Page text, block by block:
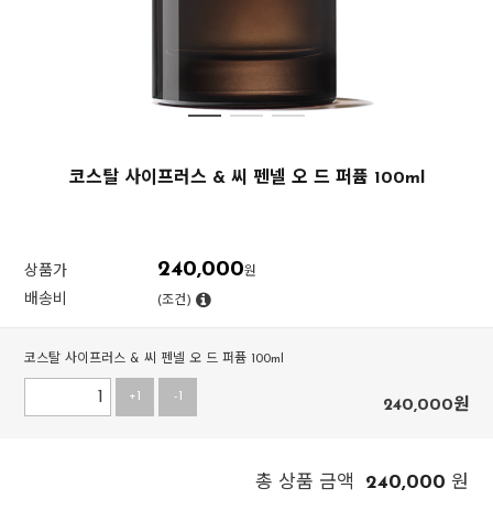
코스탈 사이프러스 & 씨 펜넬 오 드 퍼퓸 100ml
상품가 240,000원
배송비 (조건)
코스탈 사이프러스 & 씨 펜넬 오 드 퍼퓸 100ml
+1 -1 240,000원
총 상품 금액 240,000 원